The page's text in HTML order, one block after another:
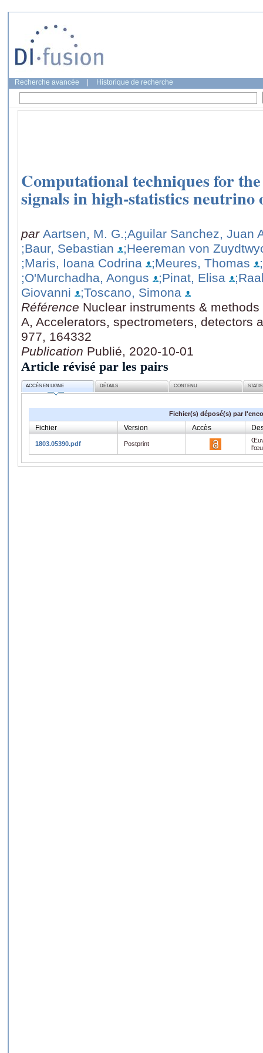
Recherche avancée Historique de recherche
Computational techniques for
signals in high-statistics neutrino
par Aartsen, M. G.;Aguilar Sanchez, Juan
;Baur, Sebastian
;Heereman von
;Maris, Ioana Codrina
;Meures, Thomas
;O'Murchadha, Aongus
;Pinat, Elisa
Giovanni
;Toscano, Simona
Référence Nuclear instruments &
A, Accelerators, spectrometers, detectors
977, 164332
Publication Publié, 2020-10-01
Article révisé par les pairs
ACCÈS EN LIGNE DÉTAILS CONTENU
Fichier(s) déposé(s) par
Fichier Version Accès
1803.05390.pdf Postprint